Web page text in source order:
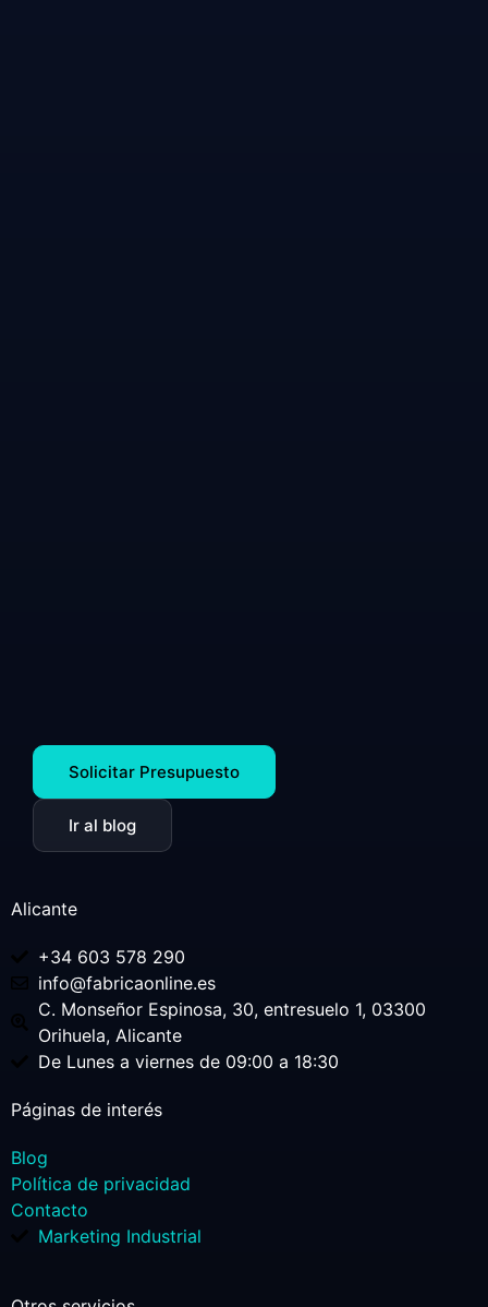
Solicitar Presupuesto
Ir al blog
Páginas de interés
Blog
Política de privacidad
Contacto
Marketing Industrial
Alicante
+34 603 578 290
info@fabricaonline.es
C. Monseñor Espinosa, 30, entresuelo 1, 03300
Orihuela, Alicante
De Lunes a viernes de 09:00 a 18:30